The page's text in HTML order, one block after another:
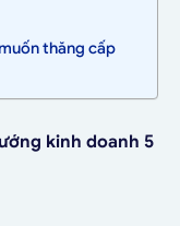
thăng cấp
kinh doanh 5